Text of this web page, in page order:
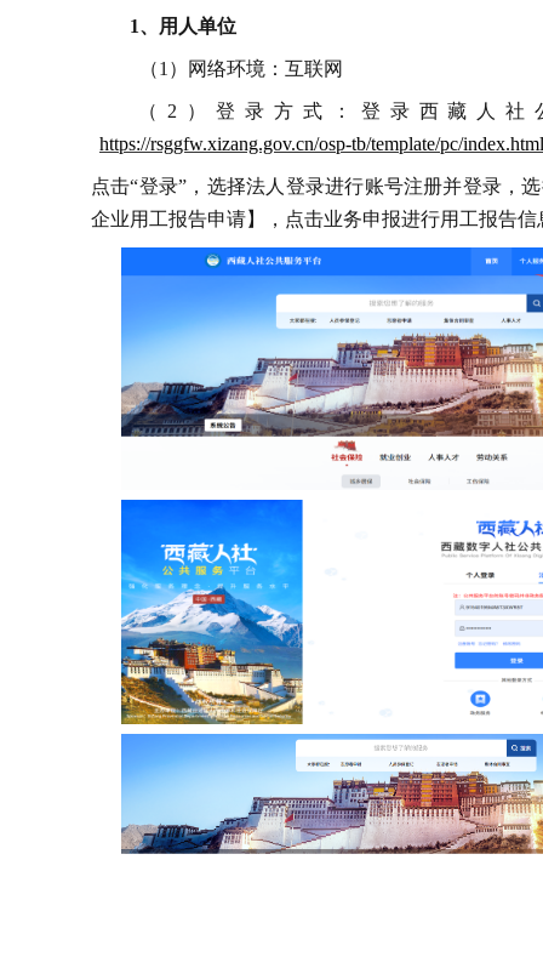
1、用人单位
（1 ）网络环境：互联网
（ 2 ）登录方式：登录西藏人社
https://rsggfw.xizang.gov.cn/osp-tb/template/pc/
点击“登录” ，选择法人登录进行账号注册并登录，
企业用工报告申请】，点击业务申报进行用工报告